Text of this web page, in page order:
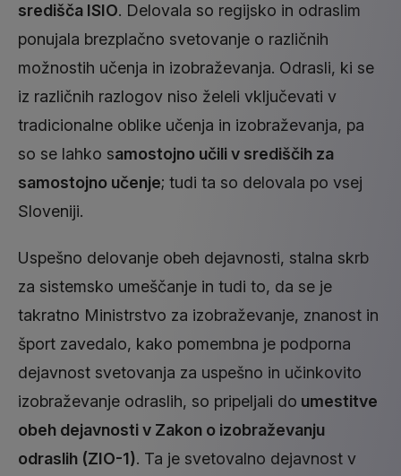
središča ISIO. Delovala so regijsko in odraslim
ponujala brezplačno svetovanje o različnih
možnostih učenja in izobraževanja. Odrasli, ki se
iz različnih razlogov niso želeli vključevati v
tradicionalne oblike učenja in izobraževanja, pa
so se lahko samostojno učili v središčih za
samostojno učenje; tudi ta so delovala po vsej
Sloveniji.
Uspešno delovanje obeh dejavnosti, stalna skrb
za sistemsko umeščanje in tudi to, da se je
takratno Ministrstvo za izobraževanje, znanost in
šport zavedalo, kako pomembna je podporna
dejavnost svetovanja za uspešno in učinkovito
izobraževanje odraslih, so pripeljali do umestitve
obeh dejavnosti v Zakon o izobraževanju
odraslih (ZIO-1). Ta je svetovalno dejavnost v